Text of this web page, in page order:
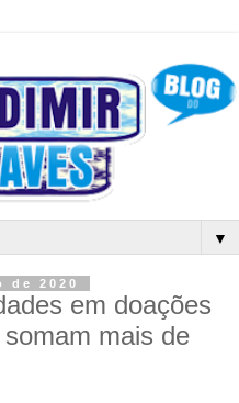
▼
de 2020
em doações
mais de